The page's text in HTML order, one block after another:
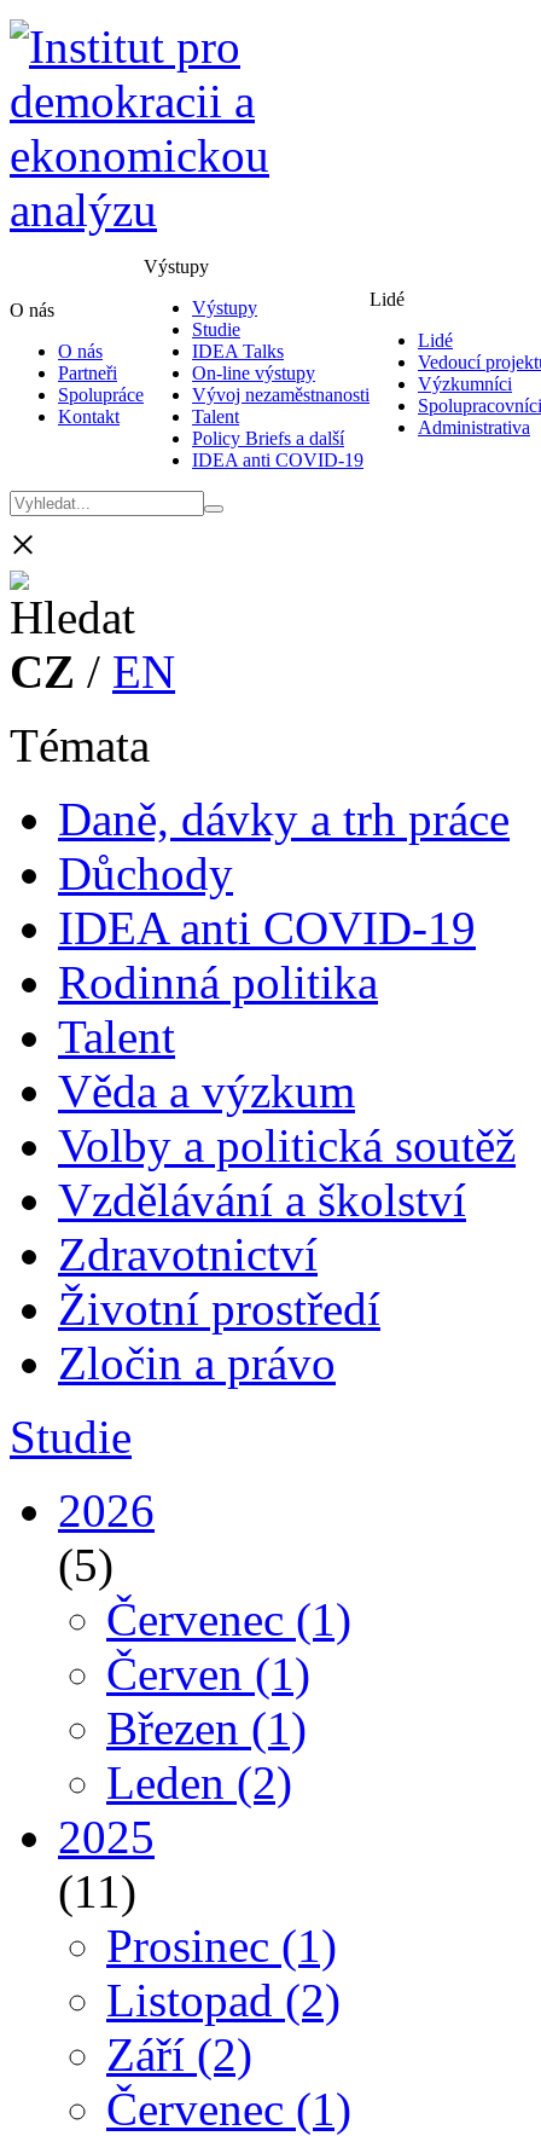
O nás
O nás
Partneři
Spolupráce
Kontakt
Výstupy
Výstupy
Studie
IDEA Talks
On-line výstupy
Vývoj nezaměstnanosti
Talent
Policy Briefs a další
IDEA anti COVID-19
Lidé
Lidé
Vedoucí
Výzkumníci
Spolupracovníci
Administrativa
×
CZ / EN
Témata
Daně, dávky a trh práce
Důchody
IDEA anti COVID-19
Rodinná politika
Talent
Věda a výzkum
Volby a politická soutěž
Vzdělávání a školství
Zdravotnictví
Životní prostředí
Zločin a právo
Studie
2026
(5)
Červenec (1)
Červen (1)
Březen (1)
Leden (2)
2025
(11)
Prosinec (1)
Listopad (2)
Září (2)
Červenec (1)